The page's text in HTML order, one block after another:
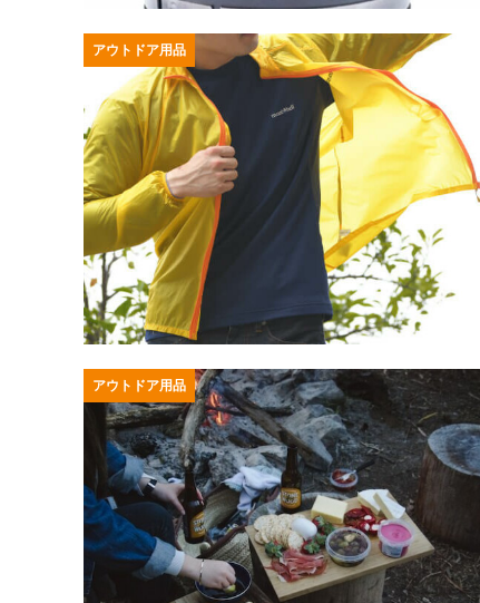
アウトドア用品
アウトドア用品